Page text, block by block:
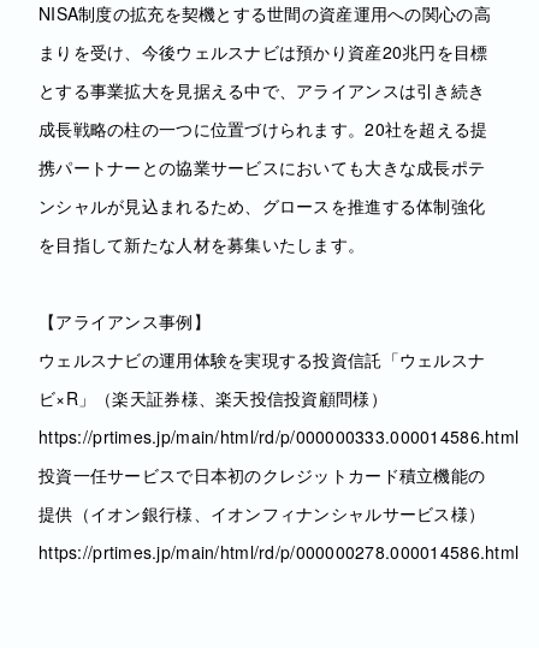
NISA制度の拡充を契機とする世間の資産運用への関心の高
まりを受け、今後ウェルスナビは預かり資産20兆円を目標
とする事業拡大を見据える中で、アライアンスは引き続き
成長戦略の柱の一つに位置づけられます。20社を超える提
携パートナーとの協業サービスにおいても大きな成長ポテ
ンシャルが見込まれるため、グロースを推進する体制強化
を目指して新たな人材を募集いたします。
【アライアンス事例】
ウェルスナビの運用体験を実現する投資信託「ウェルスナ
ビ×R」（楽天証券様、楽天投信投資顧問様）
https://prtimes.jp/main/html/rd/p/000000333.000014586.html
投資一任サービスで日本初のクレジットカード積立機能の
提供（イオン銀行様、イオンフィナンシャルサービス様）
https://prtimes.jp/main/html/rd/p/000000278.000014586.html